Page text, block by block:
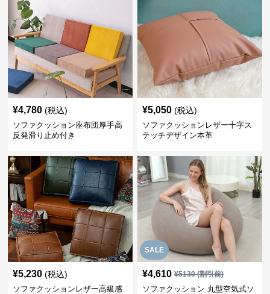
¥4,780 (税込)
ソファクッション座布団厚手高
反発滑り止め付き
¥5,050 (税込)
ソファクッションレザー十字ス
テッチデザイン本革
¥5,230 (税込)
ソファクッションレザー高級感
SALE
¥4,610 ¥5130(割引前)
ソファクッション 丸型空気式ソ